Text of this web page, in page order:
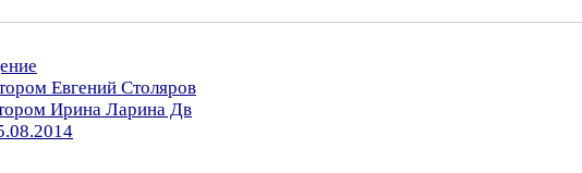
Евгений Столяров
Ирина Ларина Дв